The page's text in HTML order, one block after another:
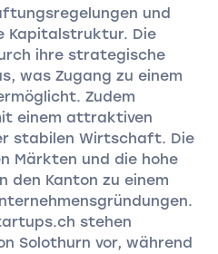
und
Kapitalstruktur. Die
ihre strategische
was Zugang zu einem
Zudem
einem attraktiven
stabilen Wirtschaft. Die
Märkten und die hohe
den Kanton zu einem
stehen
Solothurn vor, während